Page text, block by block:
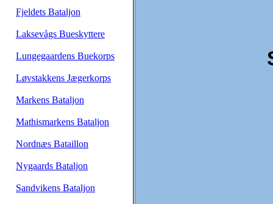
Fjeldets Bataljon
Laksevågs Bueskyttere
Lungegaardens Buekorps
Løvstakkens Jægerkorps
Markens Bataljon
Mathismarkens Bataljon
Nordnæs Bataillon
Nygaards Bataljon
Sandvikens Bataljon